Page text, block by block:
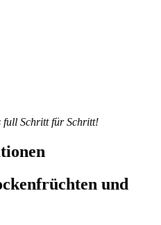
full Schritt für Schritt!
und